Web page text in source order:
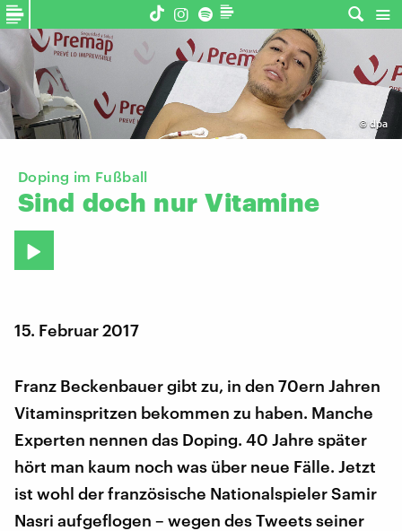
© dpa
Doping im Fußball
Sind doch nur Vitamine
15. Februar 2017
Franz Beckenbauer gibt zu, in den 70ern Jahren
Vitaminspritzen bekommen zu haben. Manche
Experten nennen das Doping. 40 Jahre später
hört man kaum noch was über neue Fälle. Jetzt
ist wohl der französische Nationalspieler Samir
Nasri aufgeflogen – wegen des Tweets seiner